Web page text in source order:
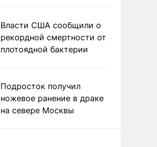
Власти США сообщили о
рекордной смертности от
плотоядной бактерии
Подросток получил
ножевое ранение в драке
на севере Москвы